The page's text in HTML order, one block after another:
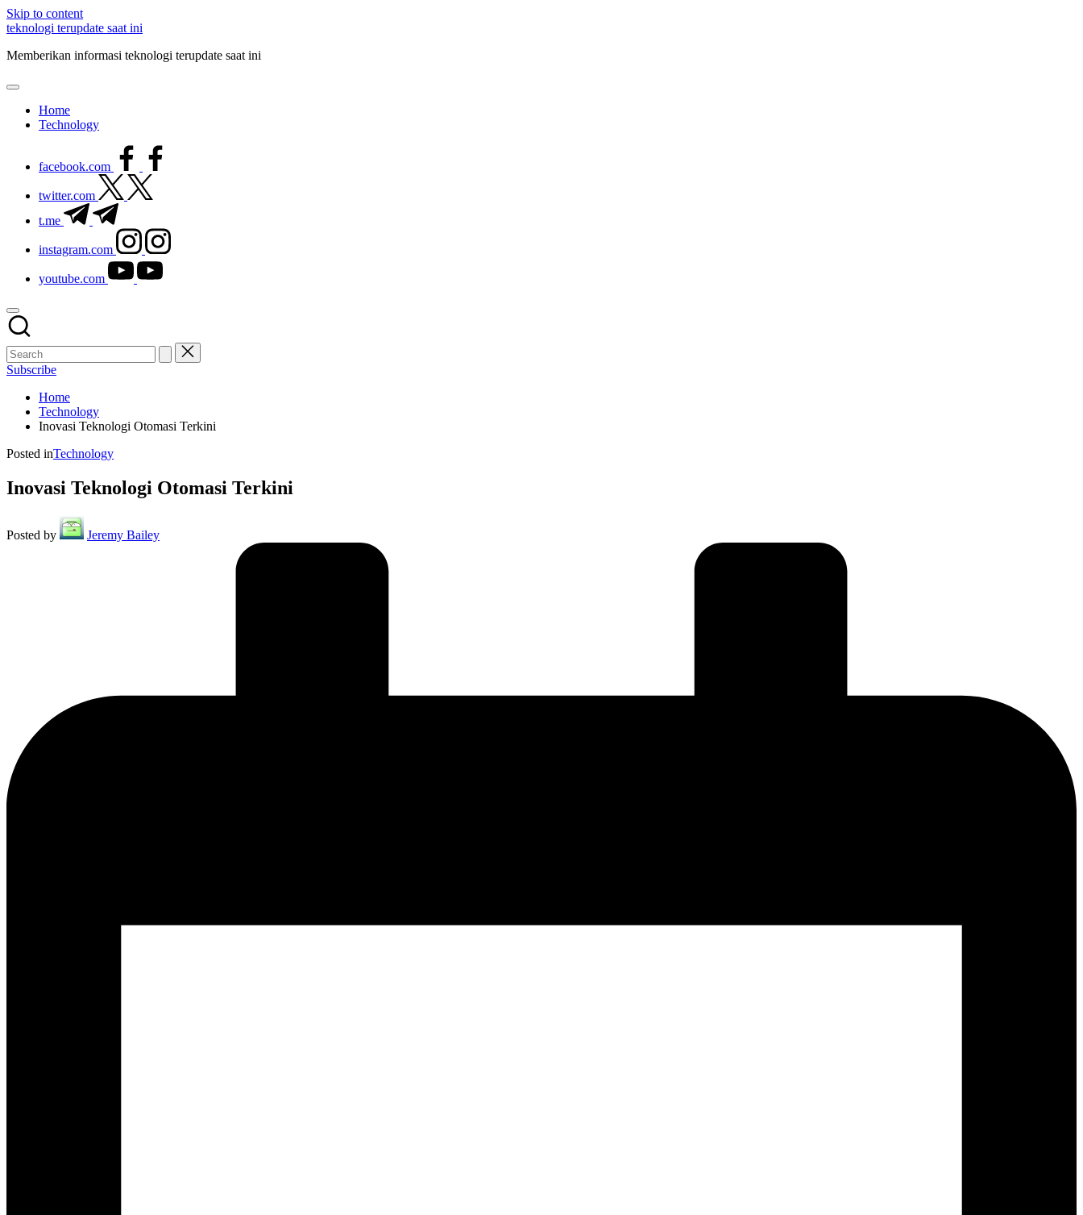
Skip to content
teknologi terupdate saat ini
Memberikan informasi teknologi terupdate saat ini
Home
Technology
facebook.com
twitter.com
t.me
instagram.com
youtube.com
Subscribe
Home
Technology
Inovasi Teknologi Otomasi Terkini
Posted inTechnology
Inovasi Teknologi Otomasi Terkini
Posted by Jeremy Bailey